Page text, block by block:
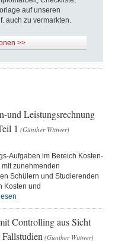
auf unseren
auch zu vermarkten.
>>
und Leistungsrechnung
1 (Günther Wittwer)
Aufgaben im Bereich Kosten-
zunehmenden
Schülern und Studierenden
Kosten und
Controlling aus Sicht
(Günther Wittwer)